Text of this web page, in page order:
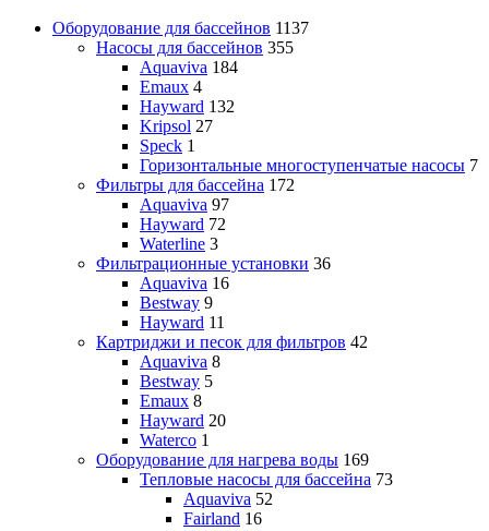
Оборудование для бассейнов 1137
Насосы для бассейнов 355
Aquaviva 184
Emaux 4
Hayward 132
Kripsol 27
Speck 1
Горизонтальные многоступенчатые насосы 7
Фильтры для бассейна 172
Aquaviva 97
Hayward 72
Waterline 3
Фильтрационные установки 36
Aquaviva 16
Bestway 9
Hayward 11
Картриджи и песок для фильтров 42
Aquaviva 8
Bestway 5
Emaux 8
Hayward 20
Waterco 1
Оборудование для нагрева воды 169
Тепловые насосы для бассейна 73
Aquaviva 52
Fairland 16